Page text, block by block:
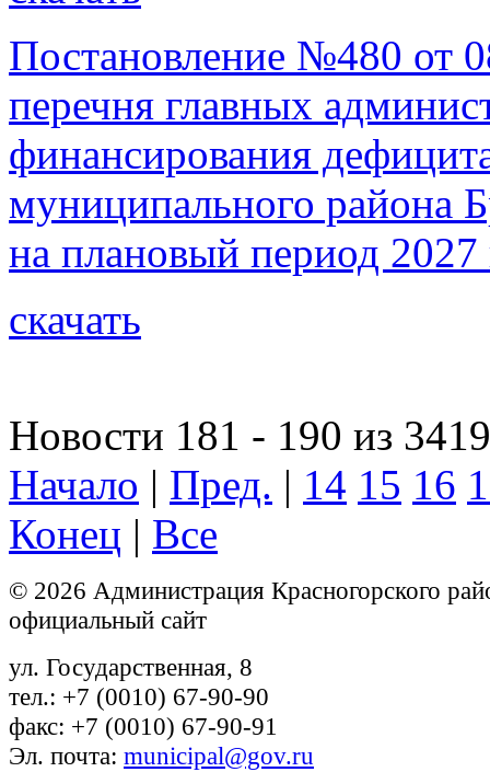
Постановление №480 от
перечня главных
финансирования
муниципального района
на плановый период 2027
скачать
Новости 181 - 190 из 3419
Начало | Пред. | 14 15 16
Конец | Все
© 2026 Администрация Красногорского
официальный сайт
ул. Государственная, 8
тел.: +7 (0010) 67-90-90
факс: +7 (0010) 67-90-91
Эл. почта: municipal@gov.ru